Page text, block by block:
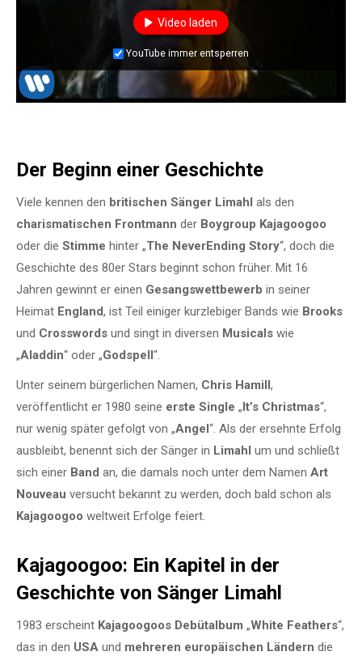
Video laden
YouTube immer entsperren
Der Beginn einer Geschichte
Viele kennen den britischen Sänger Limahl als den
charismatischen Frontmann der Boygroup Kajagoogoo
oder die Stimme hinter „The NeverEnding Story“, doch die
Geschichte des 80er Stars beginnt schon früher. Mit 16
Jahren gewinnt er einen Gesangswettbewerb in seiner
Heimat England, ist Teil einiger kurzlebiger Bands wie Brooks
und Crosswords und singt in diversen Musicals wie
„Aladdin“ oder „Godspell“.
Unter seinem bürgerlichen Namen, Chris Hamill,
veröffentlicht er 1980 seine erste Single „It’s Christmas“,
nur wenig später gefolgt von „Angel“. Als der ersehnte Erfolg
ausbleibt, benennt sich der Sänger in Limahl um und schließt
sich einer Band an, die damals noch unter dem Namen Art
Nouveau versucht bekannt zu werden, doch bald schon als
Kajagoogoo weltweit Erfolge feiert.
Kajagoogoo: Ein Kapitel in der
Geschichte von Sänger Limahl
1983 erscheint Kajagoogoos Debütalbum „White Feathers“,
das in den USA und mehreren europäischen Ländern die